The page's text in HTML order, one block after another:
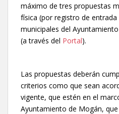
máximo de tres propuestas
física (por registro de entrada
municipales del
(a través del Portal).
Las propuestas deberán
criterios como que sean
vigente, que estén en el
Ayuntamiento de Mogán,